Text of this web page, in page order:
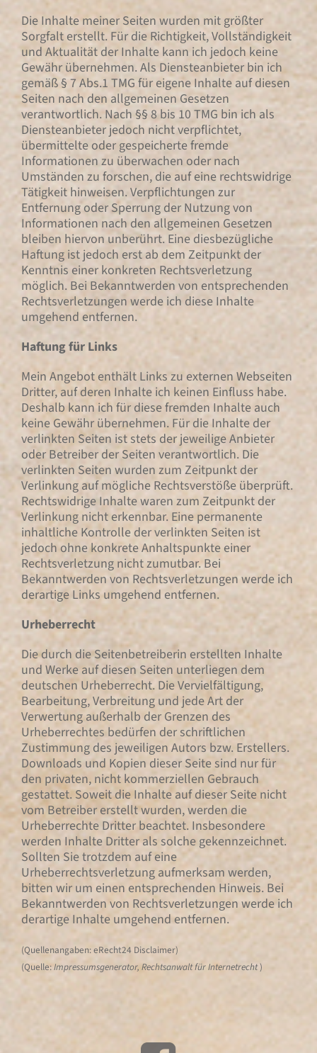
Die Inhalte meiner Seiten wurden mit größter
Sorgfalt erstellt. Für die Richtigkeit, Vollständigkeit
und Aktualität der Inhalte kann ich jedoch keine
Gewähr übernehmen. Als Diensteanbieter bin ich
gemäß § 7 Abs.1 TMG für eigene Inhalte auf diesen
Seiten nach den allgemeinen Gesetzen
verantwortlich. Nach §§ 8 bis 10 TMG bin ich als
Diensteanbieter jedoch nicht verpflichtet,
übermittelte oder gespeicherte fremde
Informationen zu überwachen oder nach
Umständen zu forschen, die auf eine rechtswidrige
Tätigkeit hinweisen. Verpflichtungen zur
Entfernung oder Sperrung der Nutzung von
Informationen nach den allgemeinen Gesetzen
bleiben hiervon unberührt. Eine diesbezügliche
Haftung ist jedoch erst ab dem Zeitpunkt der
Kenntnis einer konkreten Rechtsverletzung
möglich. Bei Bekanntwerden von entsprechenden
Rechtsverletzungen werde ich diese Inhalte
umgehend entfernen.
Haftung für Links
Mein Angebot enthält Links zu externen Webseiten
Dritter, auf deren Inhalte ich keinen Einfluss habe.
Deshalb kann ich für diese fremden Inhalte auch
keine Gewähr übernehmen. Für die Inhalte der
verlinkten Seiten ist stets der jeweilige Anbieter
oder Betreiber der Seiten verantwortlich. Die
verlinkten Seiten wurden zum Zeitpunkt der
Verlinkung auf mögliche Rechtsverstöße überprüft.
Rechtswidrige Inhalte waren zum Zeitpunkt der
Verlinkung nicht erkennbar. Eine permanente
inhaltliche Kontrolle der verlinkten Seiten ist
jedoch ohne konkrete Anhaltspunkte einer
Rechtsverletzung nicht zumutbar. Bei
Bekanntwerden von Rechtsverletzungen werde ich
derartige Links umgehend entfernen.
Urheberrecht
Die durch die Seitenbetreiberin erstellten Inhalte
und Werke auf diesen Seiten unterliegen dem
deutschen Urheberrecht. Die Vervielfältigung,
Bearbeitung, Verbreitung und jede Art der
Verwertung außerhalb der Grenzen des
Urheberrechtes bedürfen der schriftlichen
Zustimmung des jeweiligen Autors bzw. Erstellers.
Downloads und Kopien dieser Seite sind nur für
den privaten, nicht kommerziellen Gebrauch
gestattet. Soweit die Inhalte auf dieser Seite nicht
vom Betreiber erstellt wurden, werden die
Urheberrechte Dritter beachtet. Insbesondere
werden Inhalte Dritter als solche gekennzeichnet.
Sollten Sie trotzdem auf eine
Urheberrechtsverletzung aufmerksam werden,
bitten wir um einen entsprechenden Hinweis. Bei
Bekanntwerden von Rechtsverletzungen werde ich
derartige Inhalte umgehend entfernen.
(Quellenangaben: eRecht24 Disclaimer)
(Quelle:Impressumsgenerator, Rechtsanwalt fürInternetrecht)